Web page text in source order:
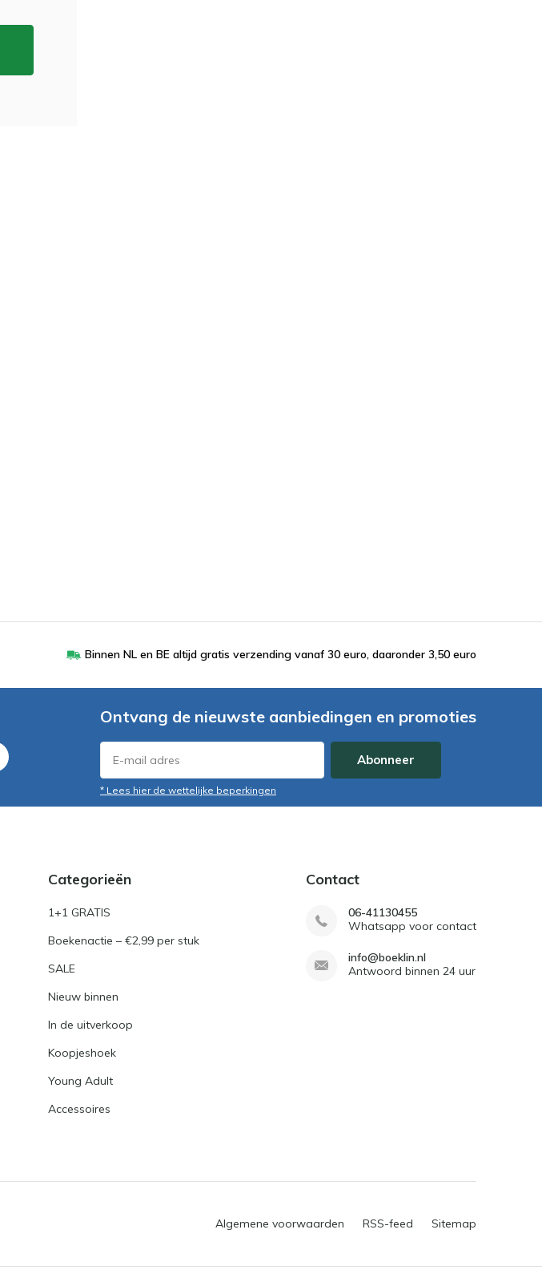
Binnen NL en BE altijd gratis verzending vanaf 30 euro, daaronder 3,50 euro
Ontvang de nieuwste aanbiedingen en promoties
Abonneer
* Lees hier de wettelijke beperkingen
Categorieën
1+1 GRATIS
Boekenactie – €2,99 per stuk
SALE
Nieuw binnen
In de uitverkoop
Koopjeshoek
Young Adult
Accessoires
Contact
06-41130455
Whatsapp voor contact
info@boeklin.nl
Antwoord binnen 24 uur
Algemene voorwaarden RSS-feed Sitemap